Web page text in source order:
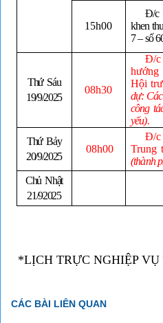
15h00
Đ/c
khen
7 – số
Thứ Sáu
19/9/2025
08h30
Đ/c
hướng
Hội
dự:
công
yếu).
Thứ Bảy
20/9/2025
08h00
Đ/c
Trung
(thành
Chủ Nhật
21/92025
*LỊCH TRỰC NGHIỆP
CÁC BÀI LIÊN QUAN